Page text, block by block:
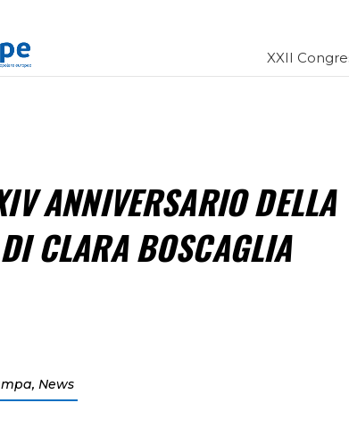
XXII
ANNIVERSARIO DELLA
CLARA BOSCAGLIA
,News